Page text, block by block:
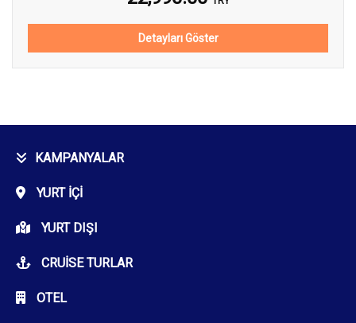
Detayları Göster
KAMPANYALAR
YURT İÇI
YURT DIŞI
CRUISE TURLAR
OTEL